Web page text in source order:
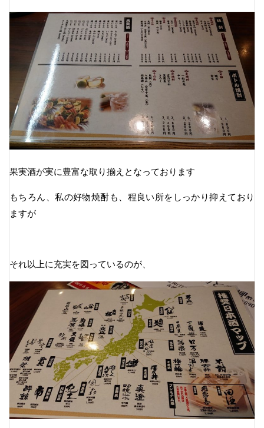
果実酒が実に豊富な取り揃えとなっております
もちろん、私の好物焼酎も、程良い所をしっかり抑えており
ますが
それ以上に充実を図っているのが、